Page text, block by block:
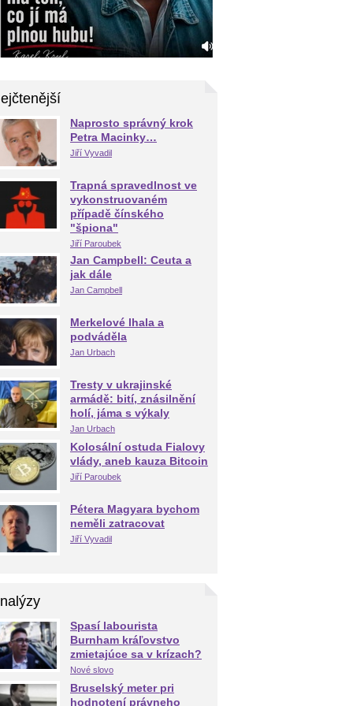
Naprosto správný krok
Petra Macinky…
Jiří Vyvadil
Trapná spravedlnost ve
vykonstruovaném
případě čínského
"špiona"
Jiří Paroubek
Jan Campbell: Ceuta a
jak dále
Jan Campbell
Merkelové lhala a
podváděla
Jan Urbach
Tresty v ukrajinské
armádě: bití, znásilnění
holí, jáma s výkaly
Jan Urbach
Kolosální ostuda Fialovy
vlády, aneb kauza Bitcoin
Jiří Paroubek
Pétera Magyara bychom
neměli zatracovat
Jiří Vyvadil
Spasí labourista
Burnham kráľovstvo
zmietajúce sa v krízach?
Nové slovo
Bruselský meter pri
hodnotení právneho